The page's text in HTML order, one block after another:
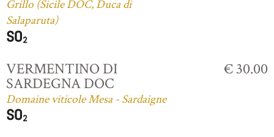
Grillo (Sicile DOC, Duca di
Salaparuta)
VERMENTINO DI
SARDEGNA DOC
Domaine viticole Mesa - Sardaigne
€ 30.00